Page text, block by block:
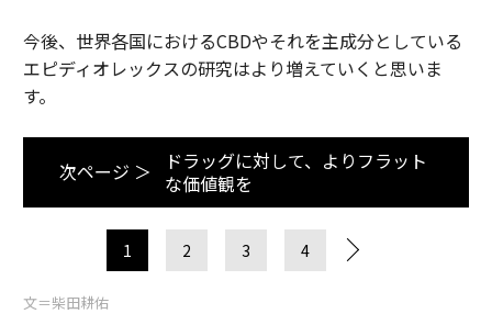
今後、世界各国におけるCBDやそれを主成分としている
エピディオレックスの研究はより増えていくと思いま
す。
次ページ ＞
ドラッグに対して、よりフラット
な価値観を
1 2 3 4
文＝柴田耕佑